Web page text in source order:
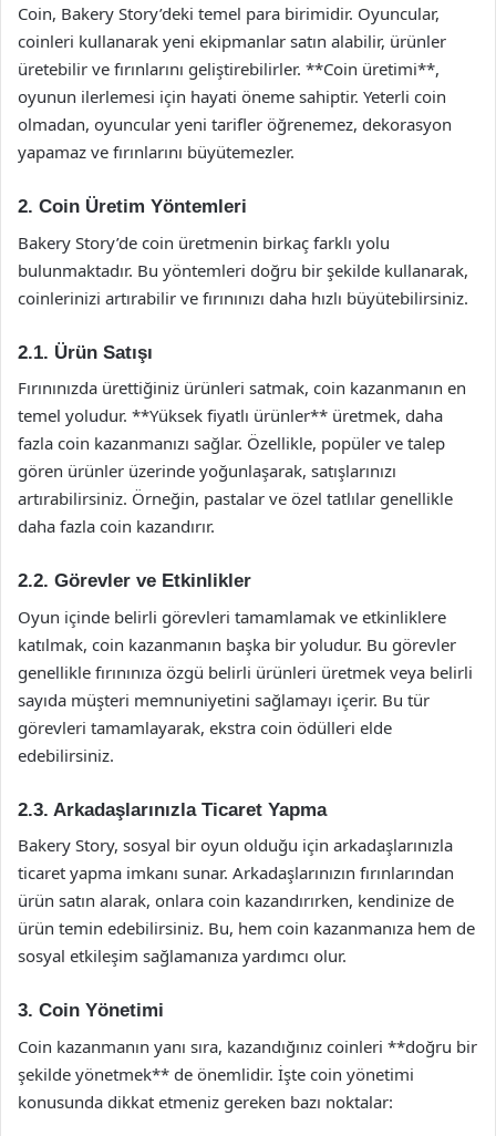
Coin, Bakery Story’deki temel para birimidir. Oyuncular,
coinleri kullanarak yeni ekipmanlar satın alabilir, ürünler
üretebilir ve fırınlarını geliştirebilirler. **Coin üretimi**,
oyunun ilerlemesi için hayati öneme sahiptir. Yeterli coin
olmadan, oyuncular yeni tarifler öğrenemez, dekorasyon
yapamaz ve fırınlarını büyütemezler.
2. Coin Üretim Yöntemleri
Bakery Story’de coin üretmenin birkaç farklı yolu
bulunmaktadır. Bu yöntemleri doğru bir şekilde kullanarak,
coinlerinizi artırabilir ve fırınınızı daha hızlı büyütebilirsiniz.
2.1. Ürün Satışı
Fırınınızda ürettiğiniz ürünleri satmak, coin kazanmanın en
temel yoludur. **Yüksek fiyatlı ürünler** üretmek, daha
fazla coin kazanmanızı sağlar. Özellikle, popüler ve talep
gören ürünler üzerinde yoğunlaşarak, satışlarınızı
artırabilirsiniz. Örneğin, pastalar ve özel tatlılar genellikle
daha fazla coin kazandırır.
2.2. Görevler ve Etkinlikler
Oyun içinde belirli görevleri tamamlamak ve etkinliklere
katılmak, coin kazanmanın başka bir yoludur. Bu görevler
genellikle fırınınıza özgü belirli ürünleri üretmek veya belirli
sayıda müşteri memnuniyetini sağlamayı içerir. Bu tür
görevleri tamamlayarak, ekstra coin ödülleri elde
edebilirsiniz.
2.3. Arkadaşlarınızla Ticaret Yapma
Bakery Story, sosyal bir oyun olduğu için arkadaşlarınızla
ticaret yapma imkanı sunar. Arkadaşlarınızın fırınlarından
ürün satın alarak, onlara coin kazandırırken, kendinize de
ürün temin edebilirsiniz. Bu, hem coin kazanmanıza hem de
sosyal etkileşim sağlamanıza yardımcı olur.
3. Coin Yönetimi
Coin kazanmanın yanı sıra, kazandığınız coinleri **doğru bir
şekilde yönetmek** de önemlidir. İşte coin yönetimi
konusunda dikkat etmeniz gereken bazı noktalar: